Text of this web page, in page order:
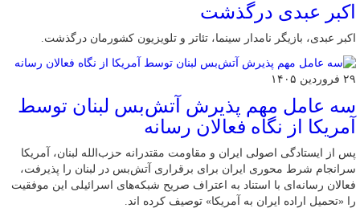
اکبر عبدی درگذشت
اکبر عبدی، بازیگر نامدار سینما، تئاتر و تلویزیون کشورمان درگذشت.
۲۹ فروردین ۱۴۰۵
سه عامل مهم پذیرش آتش‌بس لبنان توسط
آمریکا از نگاه فعالان رسانه
پس از ایستادگی اصولی ایران و مقاومت مقتدرانه حزب‌الله لبنان، آمریکا
سرانجام شرط محوری ایران برای برقراری آتش‌بس در لبنان را پذیرفت،
فعالان رسانه‌ای با استناد به اعتراف صریح شبکه‌های اسرائیلی این موفقیت
را «تحمیل اراده ایران به آمریکا» توصیف کرده اند.